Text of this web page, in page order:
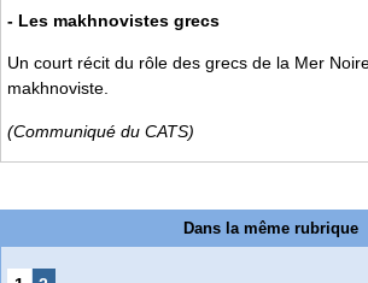
- Les makhnovistes grecs
Un court récit du rôle des grecs de la Mer
makhnoviste.
(Communiqué du CATS)
Dans la même rubrique